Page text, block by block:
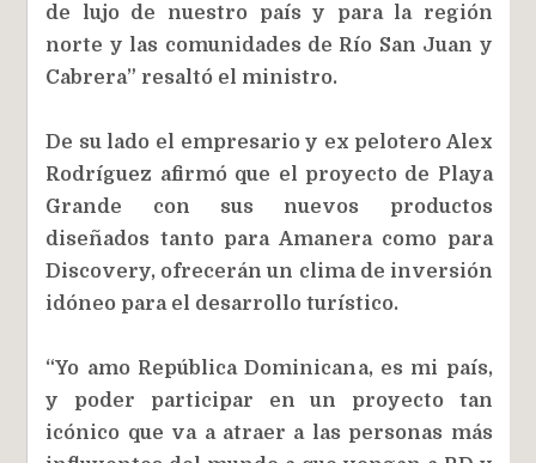
de lujo de nuestro país y para la región
norte y las comunidades de Río San Juan y
Cabrera” resaltó el ministro.
De su lado el empresario y ex pelotero Alex
Rodríguez afirmó que el proyecto de Playa
Grande con sus nuevos productos
diseñados tanto para Amanera como para
Discovery, ofrecerán un clima de inversión
idóneo para el desarrollo turístico.
“Yo amo República Dominicana, es mi país,
y poder participar en un proyecto tan
icónico que va a atraer a las personas más